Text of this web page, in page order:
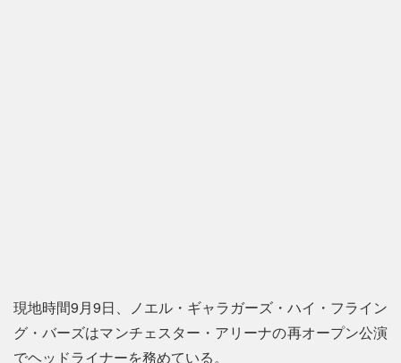
現地時間9月9日、ノエル・ギャラガーズ・ハイ・フライン
グ・バーズはマンチェスター・アリーナの再オープン公演
でヘッドライナーを務めている。